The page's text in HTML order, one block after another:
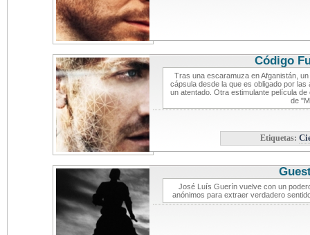
Código
Tras una escaramuza en Afganistán,
cápsula desde la que es obligado por
un atentado. Otra estimulante película
de
Etiquetas:
José Luís Guerín vuelve con un
anónimos para extraer verdadero